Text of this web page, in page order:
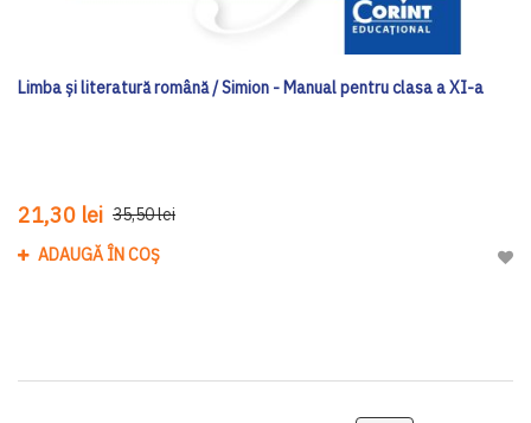
Limba şi literatură română / Simion - Manual pentru clasa a XI-a
21,30 lei 35,50 lei
ADAUGĂ ÎN COȘ